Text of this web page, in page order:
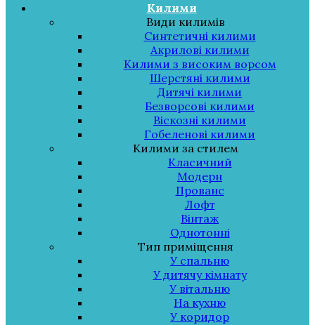
Килими
Види килимів
Синтетичні килими
Акрилові килими
Килими з високим ворсом
Шерстяні килими
Дитячі килими
Безворсові килими
Віскозні килими
Гобеленові килими
Килими за стилем
Класичний
Модерн
Прованс
Лофт
Вінтаж
Однотонні
Тип приміщення
У спальню
У дитячу кімнату
У вітальню
На кухню
У коридор